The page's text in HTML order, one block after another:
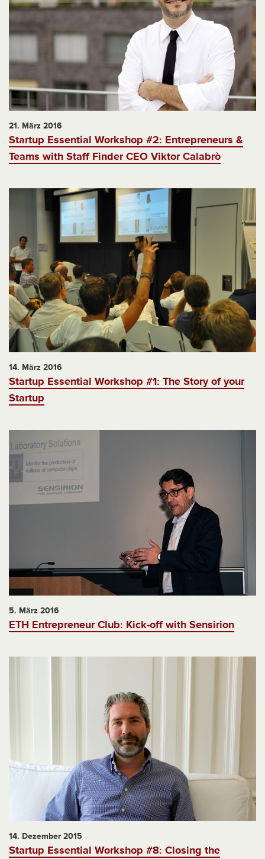
21. März 2016
Startup Essential Workshop #2: Entrepreneurs &
Teams with Staff Finder CEO Viktor Calabrò
14. März 2016
Startup Essential Workshop #1: The Story of your
Startup
5. März 2016
ETH Entrepreneur Club: Kick-off with Sensirion
14. Dezember 2015
Startup Essential Workshop #8: Closing the